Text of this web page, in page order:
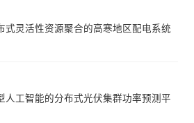
式灵活性资源聚合的高寒地区配电系统
人工智能的分布式光伏集群功率预测平